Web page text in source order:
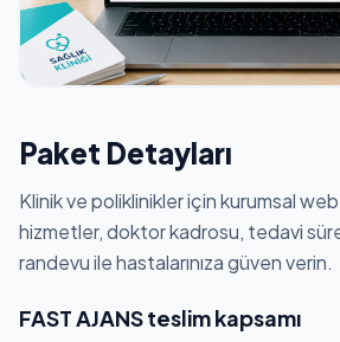
Paket Detayları
Klinik ve poliklinikler için kurumsal
hizmetler, doktor kadrosu, tedavi
randevu ile hastalarınıza güven verin.
FAST AJANS teslim kapsamı